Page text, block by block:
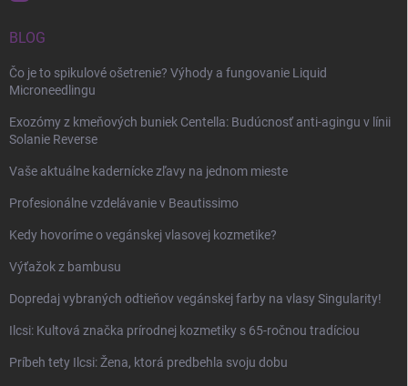
BLOG
Čo je to spikulové ošetrenie? Výhody a fungovanie Liquid
Microneedlingu
Exozómy z kmeňových buniek Centella: Budúcnosť anti-agingu v línii
Solanie Reverse
Vaše aktuálne kadernícke zľavy na jednom mieste
Profesionálne vzdelávanie v Beautissimo
Kedy hovoríme o vegánskej vlasovej kozmetike?
Výťažok z bambusu
Dopredaj vybraných odtieňov vegánskej farby na vlasy Singularity!
Ilcsi: Kultová značka prírodnej kozmetiky s 65-ročnou tradíciou
Príbeh tety Ilcsi: Žena, ktorá predbehla svoju dobu